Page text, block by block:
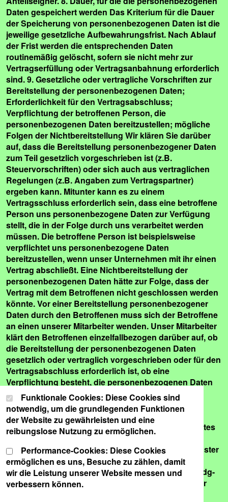
Cookie-Einstellungen
Wählen Sie Ihre Cookie-Präferenzen für diese Website.
Funktionale Cookies: Diese Cookies sind
notwendig, um die grundlegenden Funktionen
der Website zu gewährleisten und eine
reibungslose Nutzung zu ermöglichen.
Performance-Cookies: Diese Cookies
ermöglichen es uns, Besuche zu zählen, damit
wir die Leistung unserer Website messen und
verbessern können.